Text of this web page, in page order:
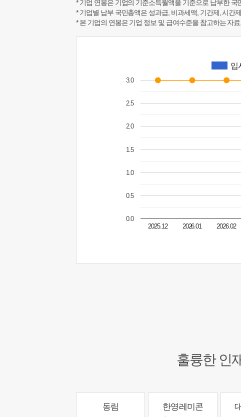
* 기업 연봉은 기업의 기준소득월액을 기준으로 납부한 국
* 기업별 납부 국민총액은 성과급, 비과세액, 기간제, 시간
* 본 기업의 연봉은 기업 정보 및 급여수준을 참고하는 자
입
2025.12 2026.01 2026.02
0.0
0.5
1.0
1.5
2.0
2.5
3.0
훌륭한 인
동림 한영레미콘